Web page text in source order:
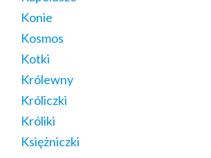
Konie
Kosmos
Kotki
Królewny
Króliczki
Króliki
Księżniczki